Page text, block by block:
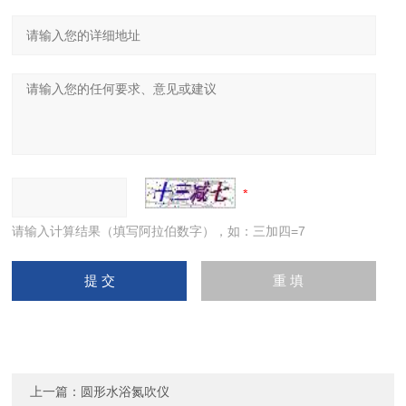
请输入计算结果（填写阿拉伯数字），如：三加四=7
上一篇： 圆形水浴氮吹仪